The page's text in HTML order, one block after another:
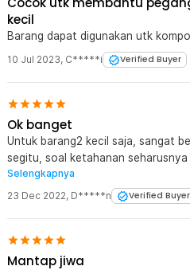
terhadap karat. Dengan konstruksi
untuk menghadapi berbagai kondisi
Desain Kompak dan Mudah
Clamp ini hadir dengan desain
bisa ditempatkan di berbagai
ergonomis, memudahkan Anda
sesuai kebutuhan tanpa alat
pekerjaan di lokasi berbeda.
Kelengkapan Produk
Rincian yang Anda dapatkan untuk
1 x YCT Clamp Jepit Meja Vise
Perhiasan 25mm - QST
kecil
Barang dapat digunakan utk
10 Jul 2023, C*****i Verified Buyer
Ok banget
Untuk barang2 kecil saja, sangat
segitu, soal ketahanan
untuk tugas yang berat2
Selengkapnya
23 Dec 2022, D*****n Verified Buyer
Mantap jiwa